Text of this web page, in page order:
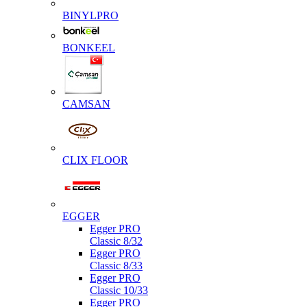
BINYLPRO
BONKEEL
CAMSAN
CLIX FLOOR
EGGER
Egger PRO
Classic 8/32
Egger PRO
Classic 8/33
Egger PRO
Classic 10/33
Egger PRO